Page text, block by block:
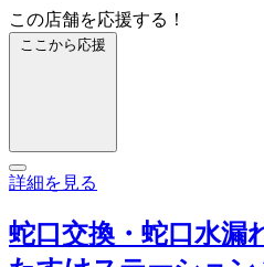
この店舗を応援する！
ここから応援
詳細を見る
蛇口交換・蛇口水漏